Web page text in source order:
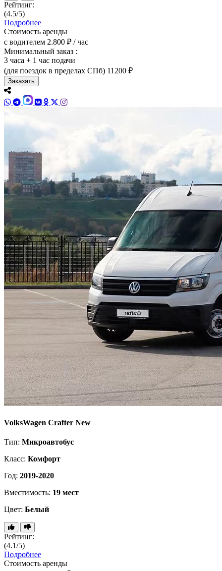
Рейтинг:
(4.5/5)
Подробнее
Стоимость аренды
с водителем 2.800 ₽ / час
Минимальный заказ :
3 часа + 1 час подачи
(для поездок в пределах СПб) 11200 ₽
Заказать
VolksWagen Crafter New
Тип: Микроавтобус
Класс: Комфорт
Год: 2019-2020
Вместимость: 19 мест
Цвет: Белый
Рейтинг:
(4.1/5)
Подробнее
Стоимость аренды